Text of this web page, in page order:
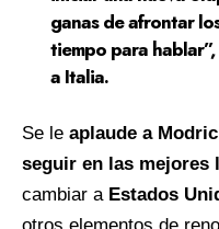
ganas de afrontar
tiempo para
a Italia.
Se le aplaude a Modric
seguir en las mejores
cambiar aEstados